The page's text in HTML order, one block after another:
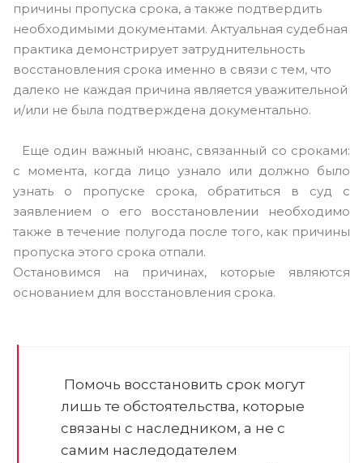
причины пропуска срока, а также подтвердить
необходимыми документами. Актуальная судебная
практика демонстрирует затруднительность
восстановления срока именно в связи с тем, что
далеко не каждая причина является уважительной
и/или не была подтверждена документально.
Еще один важный нюанс, связанный со сроками:
с момента, когда лицо узнало или должно было
узнать о пропуске срока, обратиться в суд с
заявлением о его восстановлении необходимо
также в течение полугода после того, как причины
пропуска этого срока отпали.
Остановимся на причинах, которые являются
основанием для восстановления срока.
Помочь восстановить срок могут
лишь те обстоятельства, которые
связаны с наследником, а не с
самим наследодателем